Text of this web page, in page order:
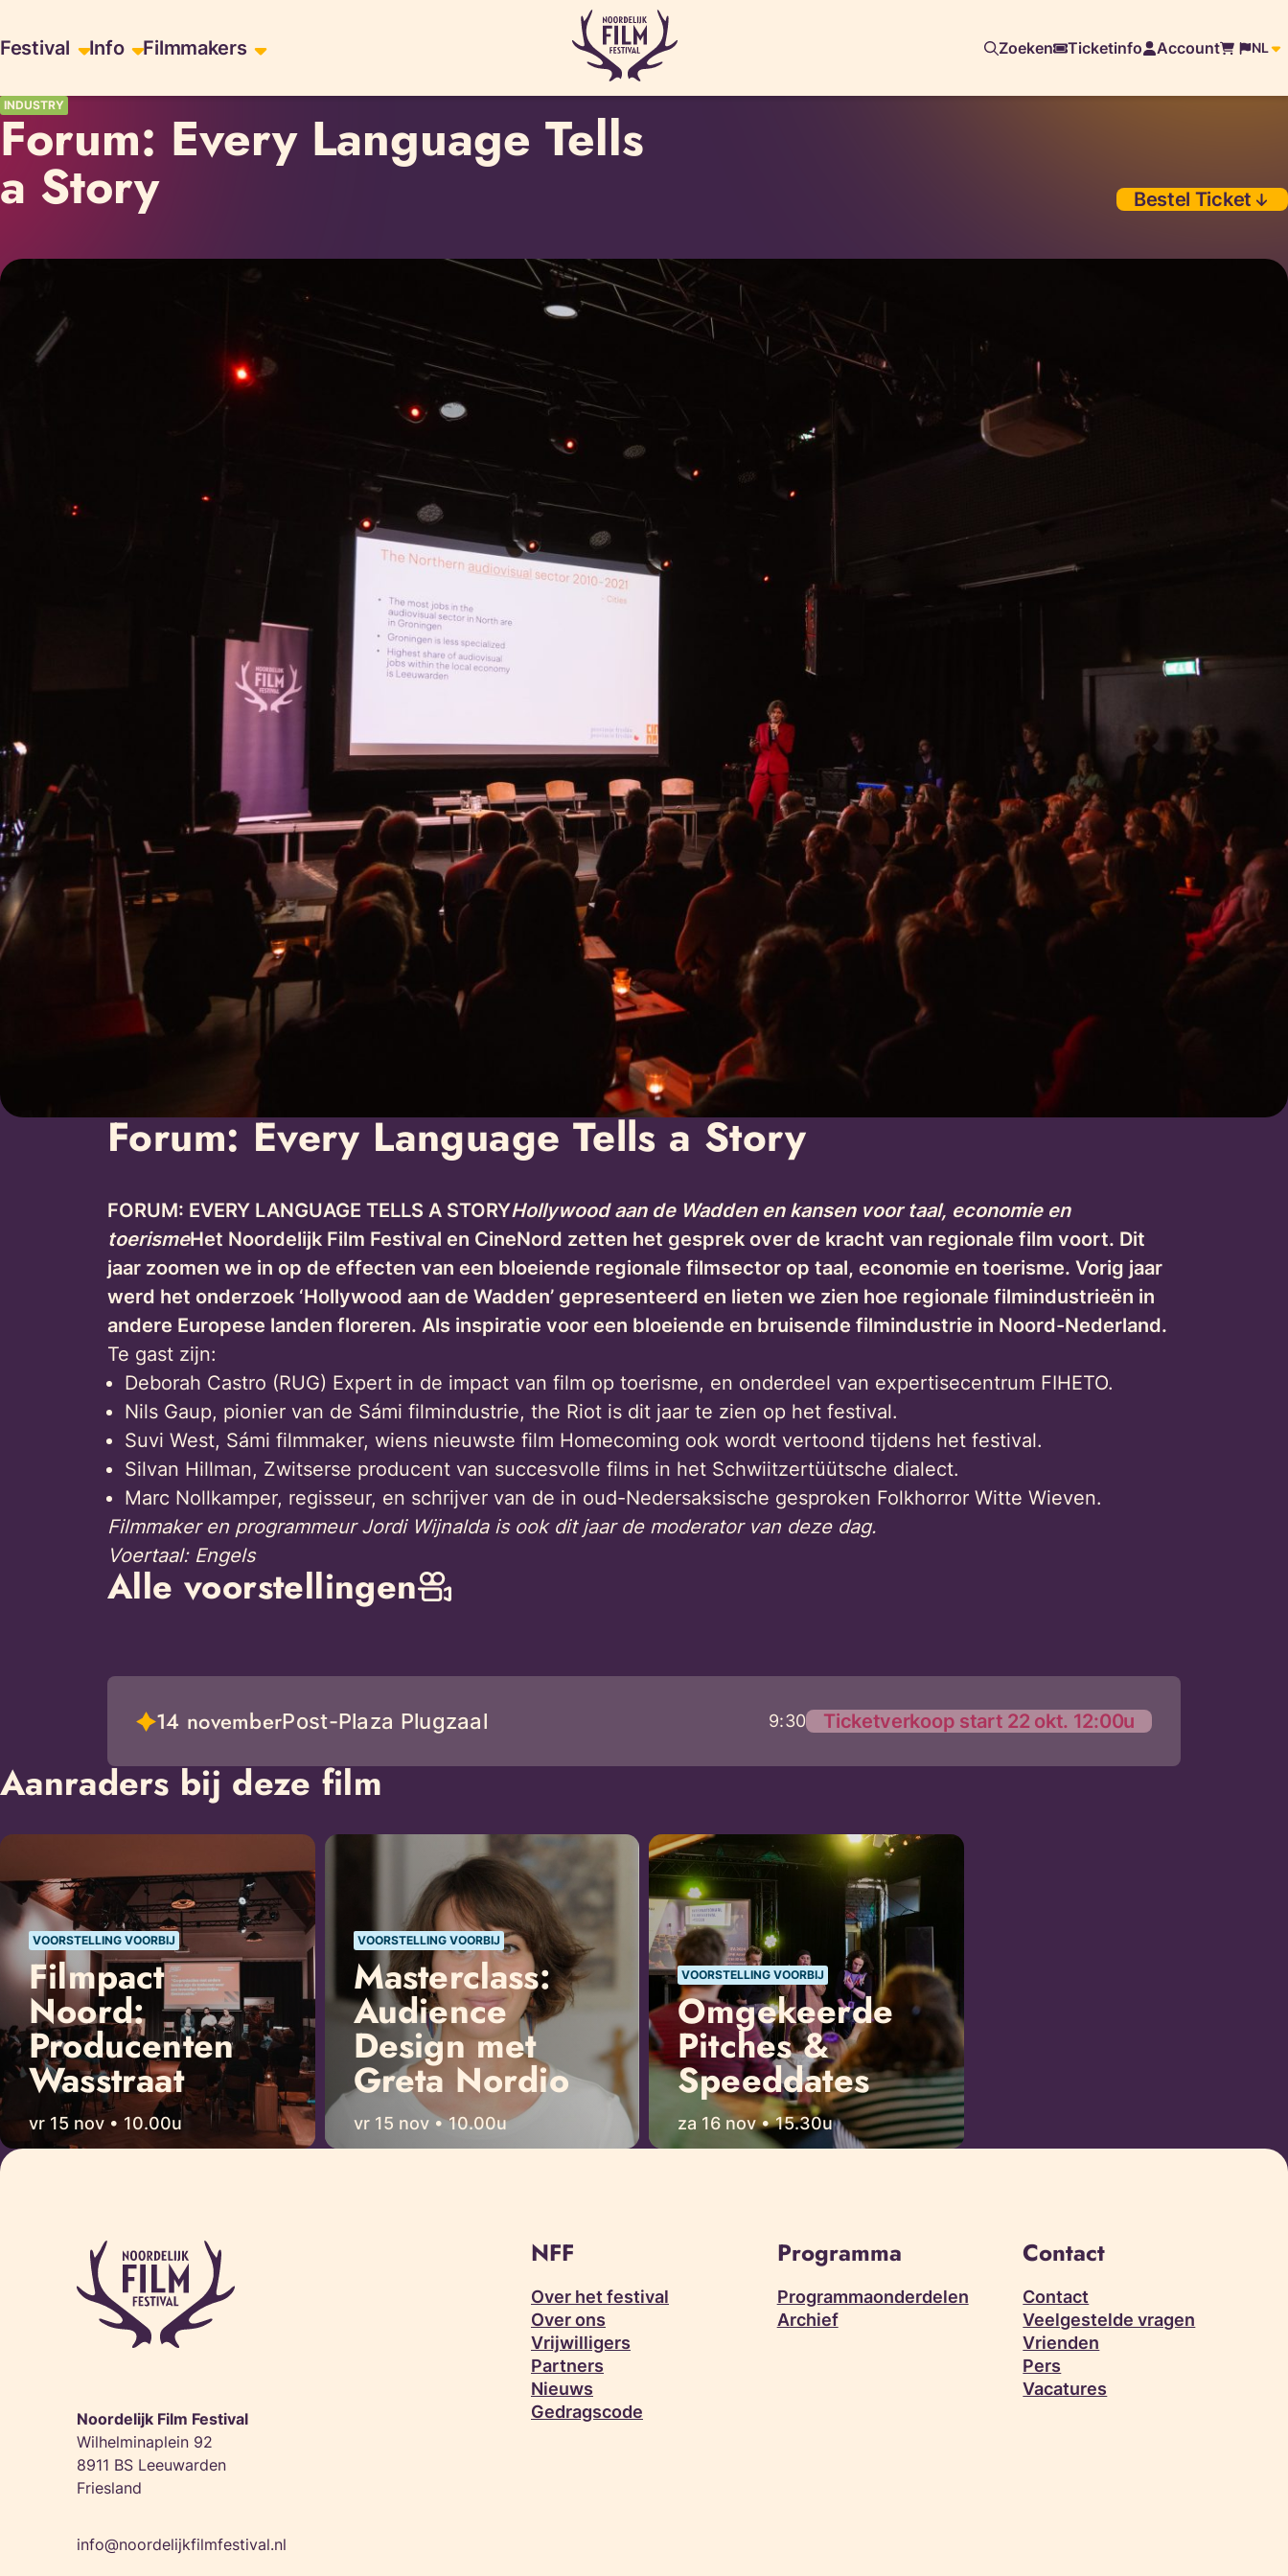
Festival Info Filmmakers Zoeken Ticketinfo Account NL
INDUSTRY
Forum: Every Language Tells
a Story Bestel Ticket
Forum: Every Language Tells a Story
FORUM: EVERY LANGUAGE TELLS A STORYHollywood aan de Wadden en kansen voor taal, economie en
toerismeHet Noordelijk Film Festival en CineNord zetten het gesprek over de kracht van regionale film voort. Dit
jaar zoomen we in op de effecten van een bloeiende regionale filmsector op taal, economie en toerisme. Vorig jaar
werd het onderzoek ‘Hollywood aan de Wadden’ gepresenteerd en lieten we zien hoe regionale filmindustrieën in
andere Europese landen floreren. Als inspiratie voor een bloeiende en bruisende filmindustrie in Noord-Nederland.
Te gast zijn:
Deborah Castro (RUG) Expert in de impact van film op toerisme, en onderdeel van expertisecentrum FIHETO.
Nils Gaup, pionier van de Sámi filmindustrie, the Riot is dit jaar te zien op het festival.
Suvi West, Sámi filmmaker, wiens nieuwste film Homecoming ook wordt vertoond tijdens het festival.
Silvan Hillman, Zwitserse producent van succesvolle films in het Schwiitzertüütsche dialect.
Marc Nollkamper, regisseur, en schrijver van de in oud-Nedersaksische gesproken Folkhorror Witte Wieven.
Filmmaker en programmeur Jordi Wijnalda is ook dit jaar de moderator van deze dag.
Voertaal: Engels
Alle voorstellingen
14 novemberPost-Plaza Plugzaal 9:30 Ticketverkoop start 22 okt. 12:00u
Aanraders bij deze film
VOORSTELLING VOORBIJ
Filmpact
Noord:
Producenten
Wasstraat
vr 15 nov • 10.00u
VOORSTELLING VOORBIJ
Masterclass:
Audience
Design met
Greta Nordio
vr 15 nov • 10.00u
VOORSTELLING VOORBIJ
Omgekeerde
Pitches &
Speeddates
za 16 nov • 15.30u
Noordelijk Film Festival
Wilhelminaplein 92
8911 BS Leeuwarden
Friesland
info@noordelijkfilmfestival.nl
NFF
Over het festival
Over ons
Vrijwilligers
Partners
Nieuws
Gedragscode
Programma
Programmaonderdelen
Archief
Contact
Contact
Veelgestelde vragen
Vrienden
Pers
Vacatures